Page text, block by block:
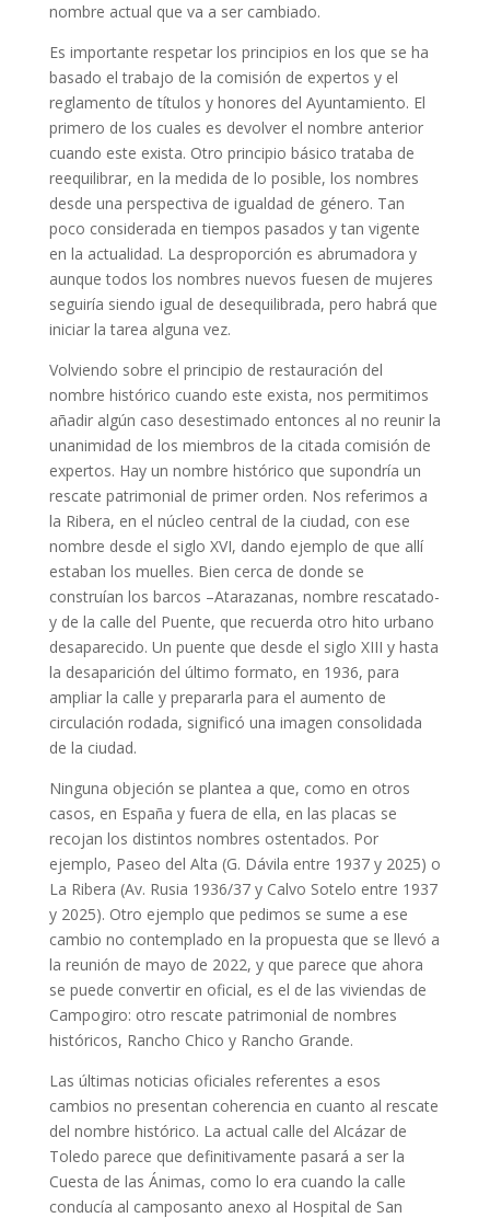
nombre actual que va a ser cambiado.
Es importante respetar los principios en los que se ha
basado el trabajo de la comisión de expertos y el
reglamento de títulos y honores del Ayuntamiento. El
primero de los cuales es devolver el nombre anterior
cuando este exista. Otro principio básico trataba de
reequilibrar, en la medida de lo posible, los nombres
desde una perspectiva de igualdad de género. Tan
poco considerada en tiempos pasados y tan vigente
en la actualidad. La desproporción es abrumadora y
aunque todos los nombres nuevos fuesen de mujeres
seguiría siendo igual de desequilibrada, pero habrá que
iniciar la tarea alguna vez.
Volviendo sobre el principio de restauración del
nombre histórico cuando este exista, nos permitimos
añadir algún caso desestimado entonces al no reunir la
unanimidad de los miembros de la citada comisión de
expertos. Hay un nombre histórico que supondría un
rescate patrimonial de primer orden. Nos referimos a
la Ribera, en el núcleo central de la ciudad, con ese
nombre desde el siglo XVI, dando ejemplo de que allí
estaban los muelles. Bien cerca de donde se
construían los barcos –Atarazanas, nombre rescatado-
y de la calle del Puente, que recuerda otro hito urbano
desaparecido. Un puente que desde el siglo XIII y hasta
la desaparición del último formato, en 1936, para
ampliar la calle y prepararla para el aumento de
circulación rodada, significó una imagen consolidada
de la ciudad.
Ninguna objeción se plantea a que, como en otros
casos, en España y fuera de ella, en las placas se
recojan los distintos nombres ostentados. Por
ejemplo, Paseo del Alta (G. Dávila entre 1937 y 2025) o
La Ribera (Av. Rusia 1936/37 y Calvo Sotelo entre 1937
y 2025). Otro ejemplo que pedimos se sume a ese
cambio no contemplado en la propuesta que se llevó a
la reunión de mayo de 2022, y que parece que ahora
se puede convertir en oficial, es el de las viviendas de
Campogiro: otro rescate patrimonial de nombres
históricos, Rancho Chico y Rancho Grande.
Las últimas noticias oficiales referentes a esos
cambios no presentan coherencia en cuanto al rescate
del nombre histórico. La actual calle del Alcázar de
Toledo parece que definitivamente pasará a ser la
Cuesta de las Ánimas, como lo era cuando la calle
conducía al camposanto anexo al Hospital de San